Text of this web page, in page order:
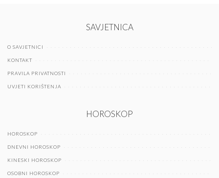
SAVJETNICA
O SAVJETNICI
KONTAKT
PRAVILA PRIVATNOSTI
UVJETI KORIŠTENJA
HOROSKOP
HOROSKOP
DNEVNI HOROSKOP
KINESKI HOROSKOP
OSOBNI HOROSKOP